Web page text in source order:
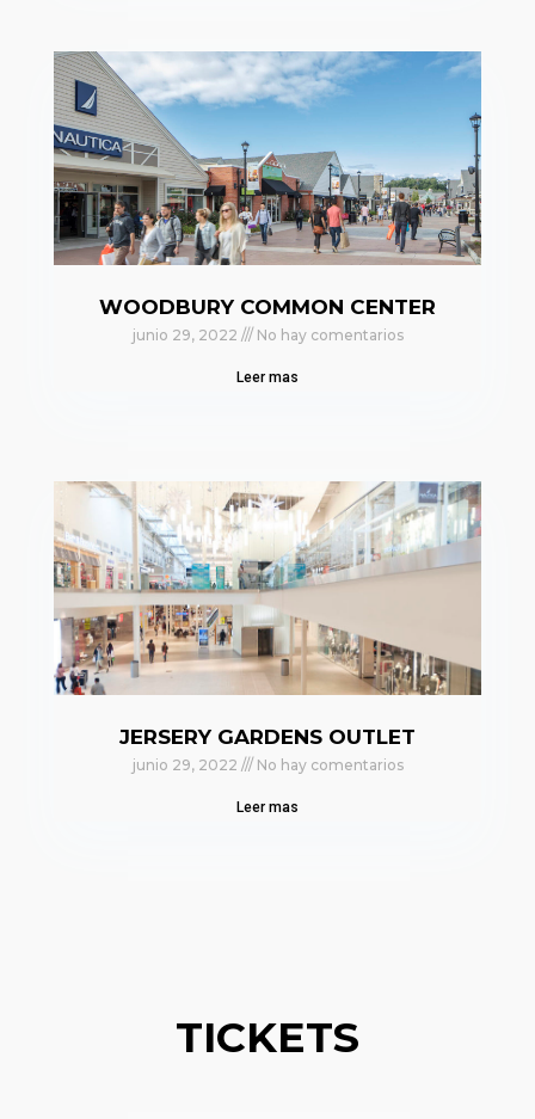
WOODBURY COMMON CENTER
junio 29, 2022 No hay comentarios
Leer mas
JERSERY GARDENS OUTLET
junio 29, 2022 No hay comentarios
Leer mas
TICKETS